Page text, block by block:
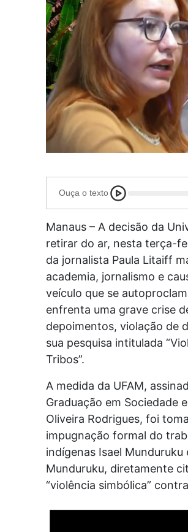
Ouça o texto
Manaus – A decisão da
retirar do ar, nesta terça-
da jornalista Paula Litaiff
academia, jornalismo e
veículo que se
enfrenta uma grave crise
depoimentos, violação de
sua pesquisa intitulada
Tribos”.
A medida da UFAM,
Graduação em Sociedade
Oliveira Rodrigues, foi
impugnação formal do
indígenas Isael Munduruku
Munduruku, diretamente
“violência simbólica”